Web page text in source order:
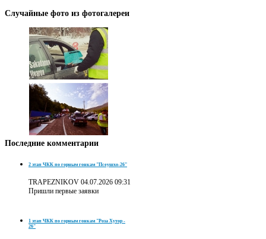
Случайные фото из фотогалереи
Последние комментарии
2 этап ЧКК по горным гонкам "Псеушхо-26"
TRAPEZNIKOV 04.07.2026 09:31
Пришли первые заявки
1 этап ЧКК по горным гонкам "Роза Хутор -
26"